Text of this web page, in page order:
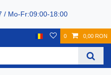
/ Mo-Fr:09:00-18:00
0 0,00 RON